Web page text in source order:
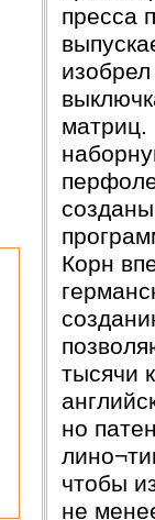
пресса
матриц.
Корн
тысячи
но
чтобы
не